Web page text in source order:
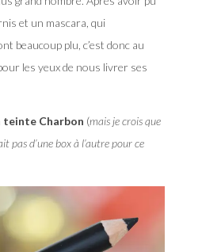
et un mascara, qui
beaucoup plu, c’est donc au
les yeux de nous livrer ses
teinte Charbon (mais je crois que
pas d’une box à l’autre pour ce